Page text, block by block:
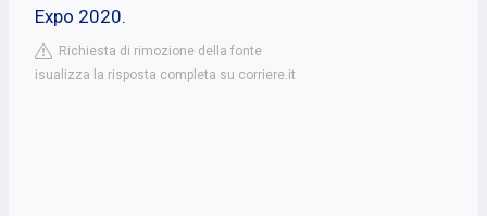
Expo 2020.
Richiesta di rimozione della fonte
isualizza la risposta completa su corriere.it